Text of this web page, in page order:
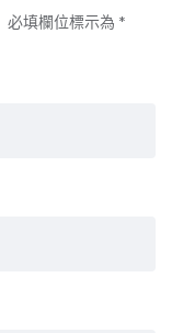
必填欄位標示為 *